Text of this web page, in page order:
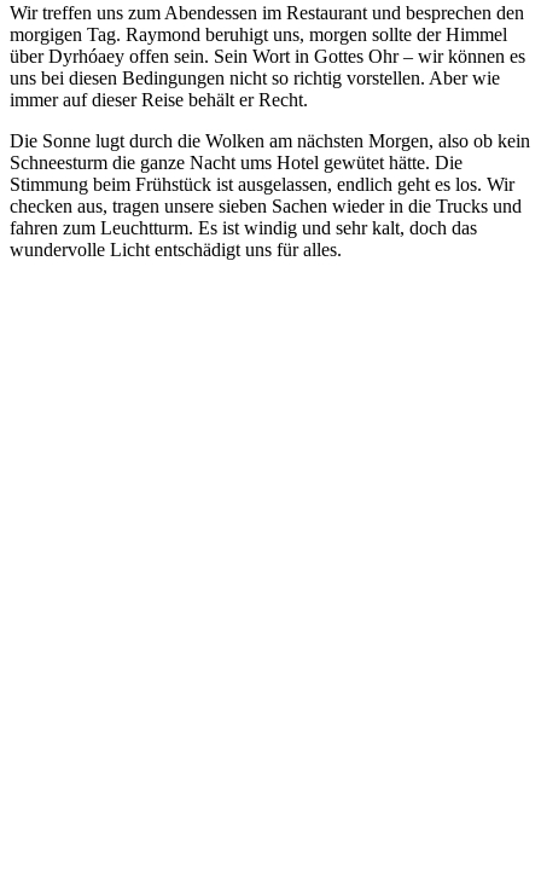
Wir treffen uns zum Abendessen im Restaurant und besprechen den
morgigen Tag. Raymond beruhigt uns, morgen sollte der Himmel
über Dyrhóaey offen sein. Sein Wort in Gottes Ohr – wir können es
uns bei diesen Bedingungen nicht so richtig vorstellen. Aber wie
immer auf dieser Reise behält er Recht.
Die Sonne lugt durch die Wolken am nächsten Morgen, also ob kein
Schneesturm die ganze Nacht ums Hotel gewütet hätte. Die
Stimmung beim Frühstück ist ausgelassen, endlich geht es los. Wir
checken aus, tragen unsere sieben Sachen wieder in die Trucks und
fahren zum Leuchtturm. Es ist windig und sehr kalt, doch das
wundervolle Licht entschädigt uns für alles.